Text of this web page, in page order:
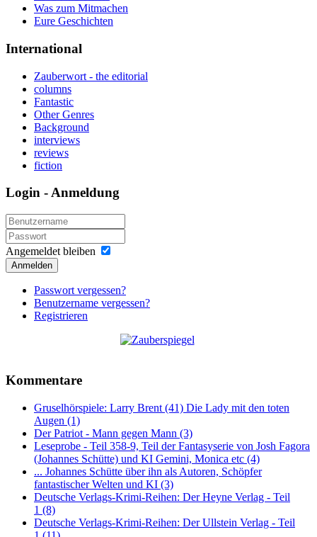
Was zum Mitmachen
Eure Geschichten
International
Zauberwort - the editorial
columns
Fantastic
Other Genres
Background
interviews
reviews
fiction
Login - Anmeldung
Angemeldet bleiben
Anmelden
Passwort vergessen?
Benutzername vergessen?
Registrieren
Kommentare
Gruselhörspiele: Larry Brent (41) Die Lady mit den toten
Augen (1)
Der Patriot - Mann gegen Mann (3)
Leseprobe - Teil 358-9, Teil der Fantasyserie von Josh Fagora
(Johannes Schütte) und KI Gemini, Monica etc (4)
... Johannes Schütte über ihn als Autoren, Schöpfer
fantastischer Welten und KI (3)
Deutsche Verlags-Krimi-Reihen: Der Heyne Verlag - Teil
1 (8)
Deutsche Verlags-Krimi-Reihen: Der Ullstein Verlag - Teil